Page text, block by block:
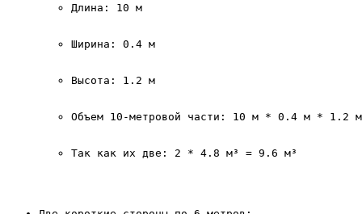
Длина: 10 м
Ширина: 0.4 м
Высота: 1.2 м
Объем 10-метровой части: 10 м * 0.4 м * 1.2
Так как их две: 2 * 4.8 м³ = 9.6 м³